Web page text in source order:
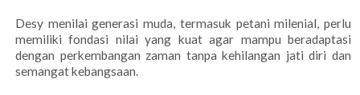
Desy menilai generasi muda, termasuk petani milenial, perlu
memiliki fondasi nilai yang kuat agar mampu beradaptasi
dengan perkembangan zaman tanpa kehilangan jati diri dan
semangat kebangsaan.